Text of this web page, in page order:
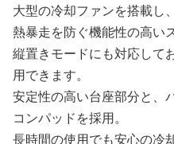
大型の冷却ファンを搭載し
熱暴走を防ぐ機能性の高い
縦置きモードにも対応して
用できます。
安定性の高い台座部分と、
コンパッドを採用。
長時間の使用でも安心の冷